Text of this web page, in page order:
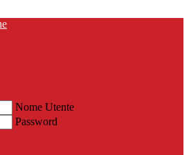
Nome Utente
Password